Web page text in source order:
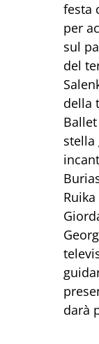
festa
per
sul
del
della
stella
darà